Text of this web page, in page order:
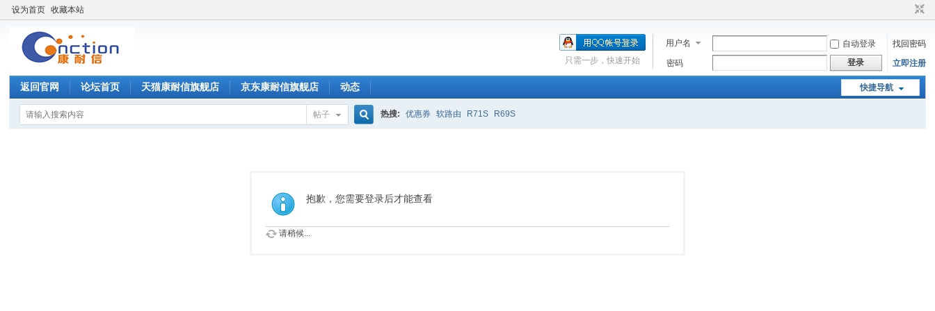
设为首页 收藏本站
用户名 自动登录
找回密码
密码
登录 立即注册
只需一步，快速开始
快捷导航
返回官网 论坛首页 天猫康耐信旗舰店 京东康耐信旗舰店 动态
帖子
索
热搜: 优惠券 软路由 R71S R69S
抱歉，您需要登录后才能查看
请稍候...